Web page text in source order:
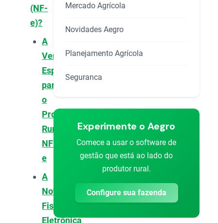
(NF-
e)?
A
Versão
Específica
para
o
Produtor
Rural:
NFP-
e
A
Nota
Fiscal
Eletrônica
Mercado Agrícola
Novidades Aegro
Planejamento Agrícola
Seguranca
Experimente o Aegro
Comece a usar o software de
gestão que está ao lado do
produtor rural.
Configure sua fazenda